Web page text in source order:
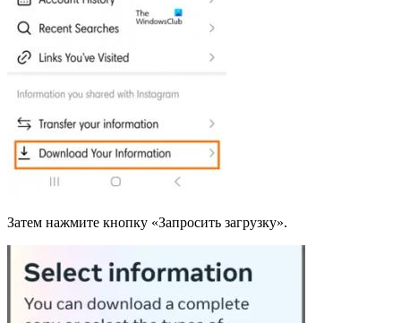
Затем нажмите кнопку «Запросить загрузку».